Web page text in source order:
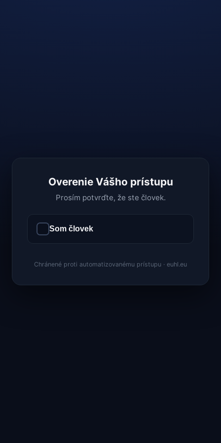
Overenie Vášho prístupu
Prosím potvrďte, že ste človek.
Som človek
Chránené proti automatizovanému prístupu · euhl.eu